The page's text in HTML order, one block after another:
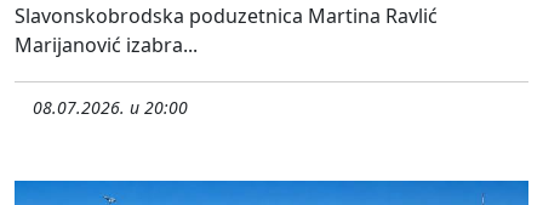
Slavonskobrodska poduzetnica Martina Ravlić
Marijanović izabra...
08.07.2026. u 20:00